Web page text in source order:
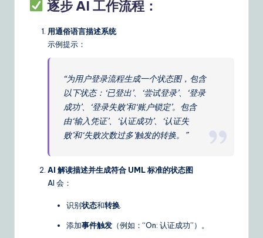
逐步 AI 工作流程：
用通俗语言描述系统
示例提示：
“为用户登录流程生成一个状态图，包含
以下状态：‘已登出’、‘尝试登录’、‘登录
成功’、‘登录失败’和‘账户锁定’。包含
由‘输入凭证’、‘认证成功’、‘认证失
败’和‘失败次数过多’触发的转换。”
AI 解读描述并生成符合 UML 标准的状态图
AI 会：
识别状态和转换
添加事件触发 （例如：“On: 认证成功”）。